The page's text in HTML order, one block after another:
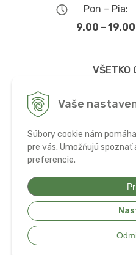
Vaše
Súbory cookie nám
pre vás. Umožňujú
preferencie.
Pon – Pia:
9.00 – 19.00
VŠETKO
Ochrana
© 2026 Bio potraviny, zdravá